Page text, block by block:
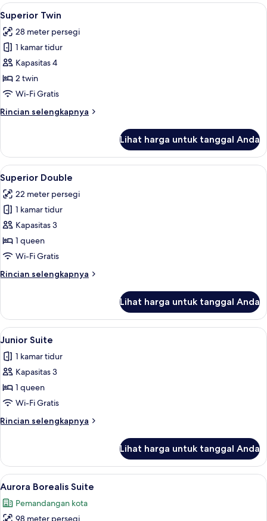
Double
Lihat
semua
foto
untuk
Superior
Twin
Minibar, brankas, Wi-Fi gratis, dan
12
Superior Twin
28 meter persegi
1 kamar tidur
Kapasitas 4
2 twin
Wi-Fi Gratis
Rincian selengkapnya
Rincian
Superior
Twin
Lihat harga untuk tanggal Anda
Lihat
semua
foto
untuk
Superior
Double
Superior Double | Minibar, brankas,
5
Superior Double
22 meter persegi
1 kamar tidur
Kapasitas 3
1 queen
Wi-Fi Gratis
Rincian selengkapnya
Rincian
Superior
Double
Lihat harga untuk tanggal Anda
Lihat
semua
foto
untuk
Junior
Suite
Junior Suite | Minibar, brankas, Wi-
11
Junior Suite
1 kamar tidur
Kapasitas 3
1 queen
Wi-Fi Gratis
Rincian selengkapnya
Rincian
Junior
Suite
Lihat harga untuk tanggal Anda
Lihat
semua
foto
Aurora Borealis Suite | Minibar,
22
Aurora Borealis Suite
Pemandangan kota
98 meter persegi